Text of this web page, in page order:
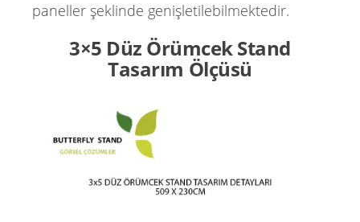
paneller şeklinde genişletilebilmektedir.
3×5 Düz Örümcek Stand
Tasarım Ölçüsü